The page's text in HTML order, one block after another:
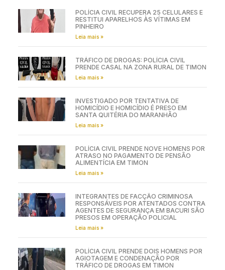
POLÍCIA CIVIL RECUPERA 25 CELULARES E
RESTITUI APARELHOS ÀS VÍTIMAS EM
PINHEIRO
Leia mais »
TRÁFICO DE DROGAS: POLÍCIA CIVIL
PRENDE CASAL NA ZONA RURAL DE TIMON
Leia mais »
INVESTIGADO POR TENTATIVA DE
HOMICÍDIO E HOMICÍDIO É PRESO EM
SANTA QUITÉRIA DO MARANHÃO
Leia mais »
POLÍCIA CIVIL PRENDE NOVE HOMENS POR
ATRASO NO PAGAMENTO DE PENSÃO
ALIMENTÍCIA EM TIMON
Leia mais »
INTEGRANTES DE FACÇÃO CRIMINOSA
RESPONSÁVEIS POR ATENTADOS CONTRA
AGENTES DE SEGURANÇA EM BACURI SÃO
PRESOS EM OPERAÇÃO POLICIAL
Leia mais »
POLÍCIA CIVIL PRENDE DOIS HOMENS POR
AGIOTAGEM E CONDENAÇÃO POR
TRÁFICO DE DROGAS EM TIMON